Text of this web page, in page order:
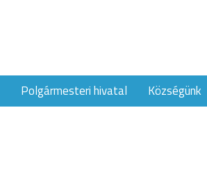
Polgármesteri hivatal Községünk